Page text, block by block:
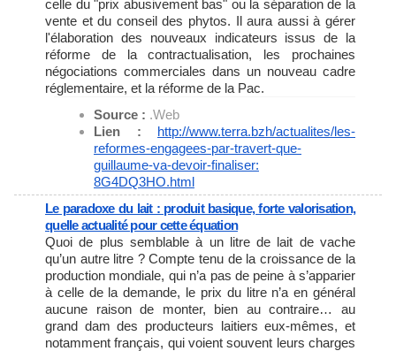
celle du "prix abusivement bas" ou la séparation de la
vente et du conseil des phytos. Il aura aussi à gérer
l'élaboration des nouveaux indicateurs issus de la
réforme de la contractualisation, les prochaines
négociations commerciales dans un nouveau cadre
réglementaire, et la réforme de la Pac.
Source : .Web
Lien : http://www.terra.bzh/actualites/les-
reformes-engagees-par-travert-que-
guillaume-va-devoir-finaliser:
8G4DQ3HO.html
Le paradoxe du lait : produit basique, forte valorisation,
quelle actualité pour cette équation
Quoi de plus semblable à un litre de lait de vache
qu’un autre litre ? Compte tenu de la croissance de la
production mondiale, qui n’a pas de peine à s’apparier
à celle de la demande, le prix du litre n’a en général
aucune raison de monter, bien au contraire… au
grand dam des producteurs laitiers eux-mêmes, et
notamment français, qui voient souvent leurs charges